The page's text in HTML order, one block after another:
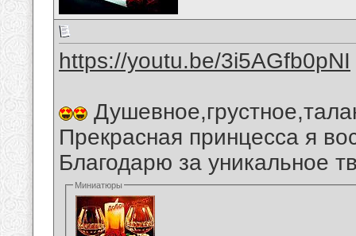
https://youtu.be/3i5AGfb0pNI
Прекрасная принцесса я
Благодарю за уникальное
Миниатюры